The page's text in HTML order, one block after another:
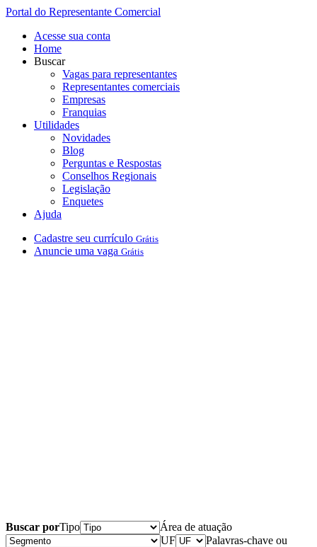
Portal do Representante Comercial
Acesse sua conta
Home
Buscar
Vagas para representantes
Representantes comerciais
Empresas
Franquias
Utilidades
Novidades
Blog
Perguntas e Respostas
Conselhos Regionais
Legislação
Enquetes
Ajuda
Cadastre seu currículo Grátis
Anuncie uma vaga Grátis
Buscar porTipo
Área de atuação
UF
Palavras-chave ou